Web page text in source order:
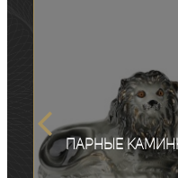
Парные